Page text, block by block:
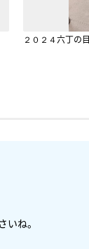
２０２４六丁の
ね。